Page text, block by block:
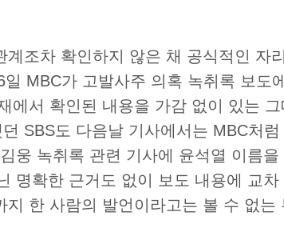
조차 확인하지 않은 채 공식적인 자
일 MBC가 고발사주 의혹 녹취록 보도
에서 확인된 내용을 가감 없이 있는
SBS도 다음날 기사에서는 MBC처
웅 녹취록 관련 기사에 윤석열 이름
명확한 근거도 없이 보도 내용에 교
지 한 사람의 발언이라고는 볼 수 없